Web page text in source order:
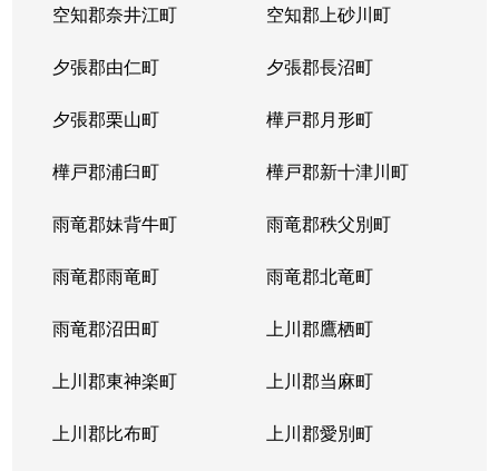
空知郡奈井江町 空知郡上砂川町
夕張郡由仁町 夕張郡長沼町
夕張郡栗山町 樺戸郡月形町
樺戸郡浦臼町 樺戸郡新十津川町
雨竜郡妹背牛町 雨竜郡秩父別町
雨竜郡雨竜町 雨竜郡北竜町
雨竜郡沼田町 上川郡鷹栖町
上川郡東神楽町 上川郡当麻町
上川郡比布町 上川郡愛別町